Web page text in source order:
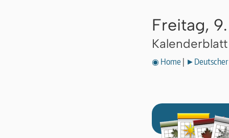
Freitag,
◉ Home ►Deutscher